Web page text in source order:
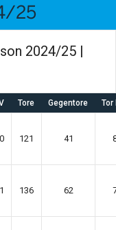
25
2024/25 |
Tore Gegentore Tor
0 121 41
1 136 62